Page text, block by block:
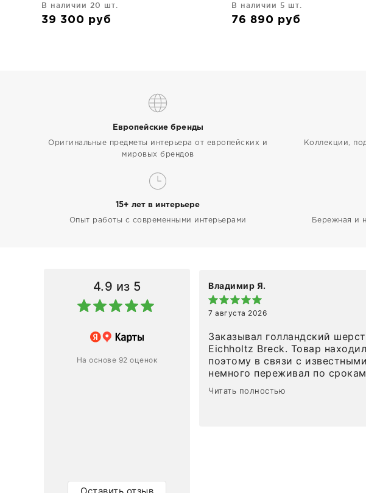
В наличии 20 шт.
39 300 руб
В наличии 5 шт.
76 890 руб
Европейские бренды
Оригинальные предметы интерьера от европейских и
мировых брендов
Коллекции,
15+ лет в интерьере
Опыт работы с современными интерьерами Бережная и
4.9 из 5
На основе 92 оценок
Оставить отзыв
Владимир Я.
7 августа 2026
Заказывал голландский
Eichholtz Breck. Товар
поэтому в связи с
немного переживал по срокам. Но
привезли ровно в
время, без задержеки. Отдельно хочу отметить
Читать полностью